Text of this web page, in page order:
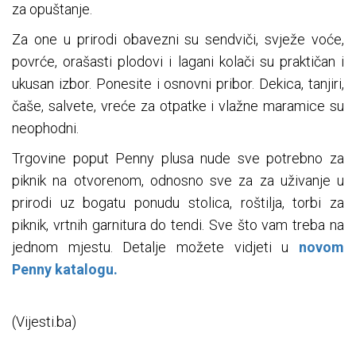
za opuštanje.
Za one u prirodi obavezni su sendviči, svježe voće,
povrće, orašasti plodovi i lagani kolači su praktičan i
ukusan izbor. Ponesite i osnovni pribor. Dekica, tanjiri,
čaše, salvete, vreće za otpatke i vlažne maramice su
neophodni.
Trgovine poput Penny plusa nude sve potrebno za
piknik na otvorenom, odnosno sve za za uživanje u
prirodi uz bogatu ponudu stolica, roštilja, torbi za
piknik, vrtnih garnitura do tendi. Sve što vam treba na
jednom mjestu. Detalje možete vidjeti u novom
Penny katalogu.
(Vijesti.ba)